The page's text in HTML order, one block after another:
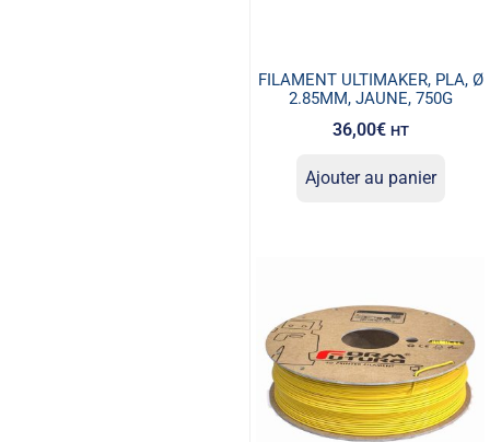
FILAMENT ULTIMAKER, PLA, Ø
2.85MM, JAUNE, 750G
36,00€ HT
Ajouter au panier